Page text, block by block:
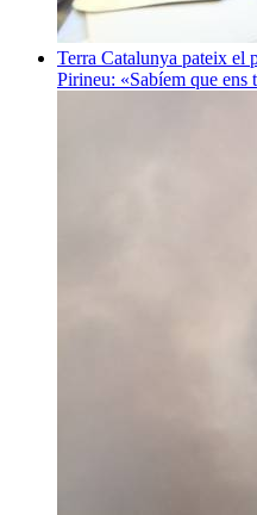
Terra Catalunya pateix el
Pirineu: «Sabíem que ens